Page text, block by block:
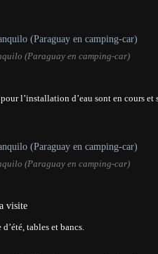
(Paraguay en camping-car)
l’installation d’eau sont en cours
(Paraguay en camping-car)
visite
tables et bancs.